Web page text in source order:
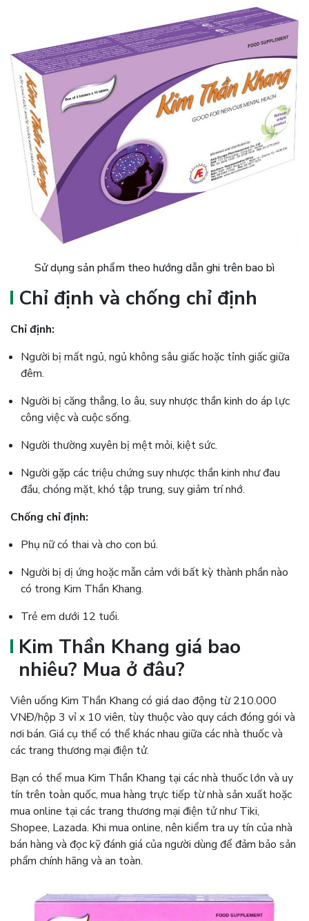
Sử dụng sản phẩm theo hướng dẫn ghi trên bao bì
Chỉ định và chống chỉ định
Chỉ định:
Người bị mất ngủ, ngủ không sâu giấc hoặc tỉnh giấc giữa
đêm.
Người bị căng thẳng, lo âu, suy nhược thần kinh do áp lực
công việc và cuộc sống.
Người thường xuyên bị mệt mỏi, kiệt sức.
Người gặp các triệu chứng suy nhược thần kinh như đau
đầu, chóng mặt, khó tập trung, suy giảm trí nhớ.
Chống chỉ định:
Phụ nữ có thai và cho con bú.
Người bị dị ứng hoặc mẫn cảm với bất kỳ thành phần nào
có trong Kim Thần Khang.
Trẻ em dưới 12 tuổi.
Kim Thần Khang giá bao
nhiêu? Mua ở đâu?
Viên uống Kim Thần Khang có giá dao động từ 210.000
VNĐ/hộp 3 vỉ x 10 viên, tùy thuộc vào quy cách đóng gói và
nơi bán. Giá cụ thể có thể khác nhau giữa các nhà thuốc và
các trang thương mại điện tử.
Bạn có thể mua Kim Thần Khang tại các nhà thuốc lớn và uy
tín trên toàn quốc, mua hàng trực tiếp từ nhà sản xuất hoặc
mua online tại các trang thương mại điện tử như Tiki,
Shopee, Lazada. Khi mua online, nên kiểm tra uy tín của nhà
bán hàng và đọc kỹ đánh giá của người dùng để đảm bảo sản
phẩm chính hãng và an toàn.